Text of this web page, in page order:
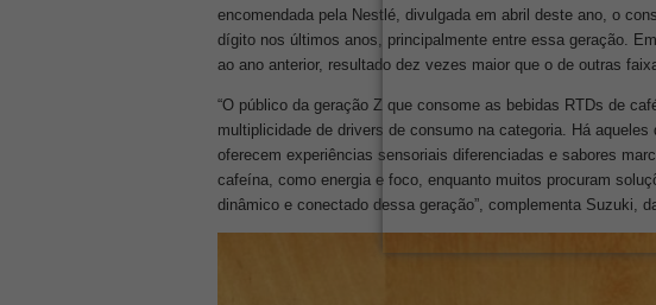
encomendada pela Nestlé, divulgada em abril deste ano, o
dígito nos últimos anos, principalmente entre essa geração.
ao ano anterior, resultado dez vezes maior que o de outras
“O público da geração Z que consome as bebidas RTDs de
multiplicidade de drivers de consumo na categoria. Há
oferecem experiências sensoriais diferenciadas e sabores
cafeína, como energia e foco, enquanto muitos procuram
dinâmico e conectado dessa geração”, complementa Suzuki,